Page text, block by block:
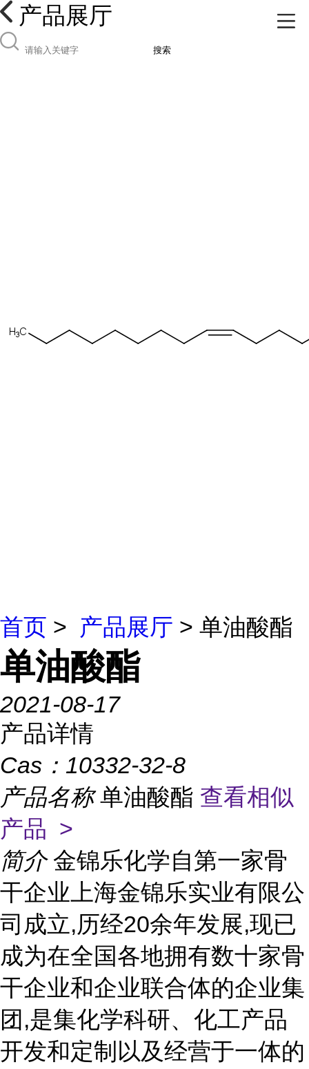
产品展厅
搜索
首页 > 产品展厅 > 单油酸酯
单油酸酯
2021-08-17
产品详情
Cas： 10332-32-8
产品名称单油酸酯 查看相似
产品 >
简介 金锦乐化学自第一家骨
干企业上海金锦乐实业有限公
司成立,历经20余年发展,现已
成为在全国各地拥有数十家骨
干企业和企业联合体的企业集
团,是集化学科研、化工产品
开发和定制以及经营于一体的